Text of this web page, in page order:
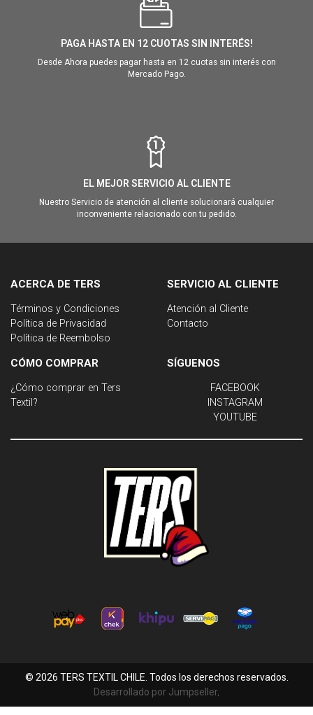
PAGA HASTA EN 12 CUOTAS SIN INTERÉS!
Desde Ahora puedes pagar hasta en 12 cuotas sin interés con
Mercado Pago.
EL MEJOR SERVICIO AL CLIENTE
Nuestro Servicio de atención al cliente solucionará cualquier
inconveniente relacionado con tu pedido.
ACERCA DE TERS
Términos y Condiciones
Política de Privacidad
Política de Reembolso
SERVICIO AL CLIENTE
Atención al Cliente
Contacto
CÓMO COMPRAR
¿Cómo comprar en Ters
Textil?
SÍGUENOS
FACEBOOK
INSTAGRAM
YOUTUBE
© 2026 TERS TEXTIL CHILE. Todos los derechos reservados.
Desarrollado por Jumpseller.